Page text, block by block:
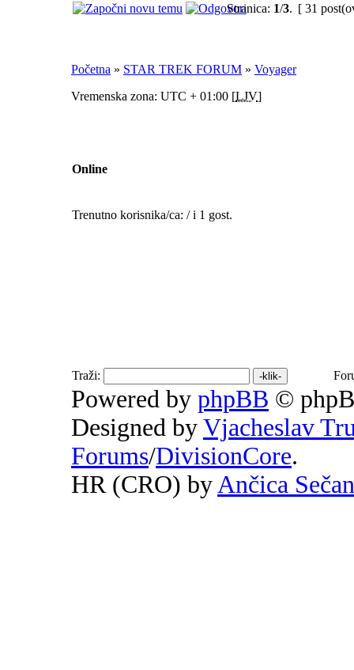
Stranica: 1/3. [ 31
Početna » STAR TREK FORUM » Voyager
Vremenska zona: UTC + 01:00 [LJV]
Online
Trenutno korisnika/ca: / i 1 gost.
Traži:
Powered by phpBB ©
Designed by Vjacheslav
Forums/DivisionCore.
HR (CRO) by Ančica Sečan